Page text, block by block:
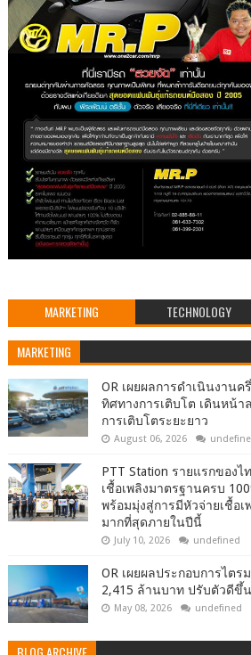
MARKETING TECHNOLOGY
MARKETING
OR เผยผลการดำเนินงานค
ทิศทางการเติบโต เดินหน้า
การเติบโตระยะยาว
August 06, 2026
PTT Station รายแรกของ
เชื้อเพลิงมาตรฐานครบ
พร้อมมุ่งสู่การมีหัวจ่ายเชื้อ
มากที่สุดภายในปีนี้
July 10, 2026 undefined
OR เผยผลประกอบการไต
2,415 ล้านบาท ปรับตัวดีขึ้
May 08, 2026 undefined